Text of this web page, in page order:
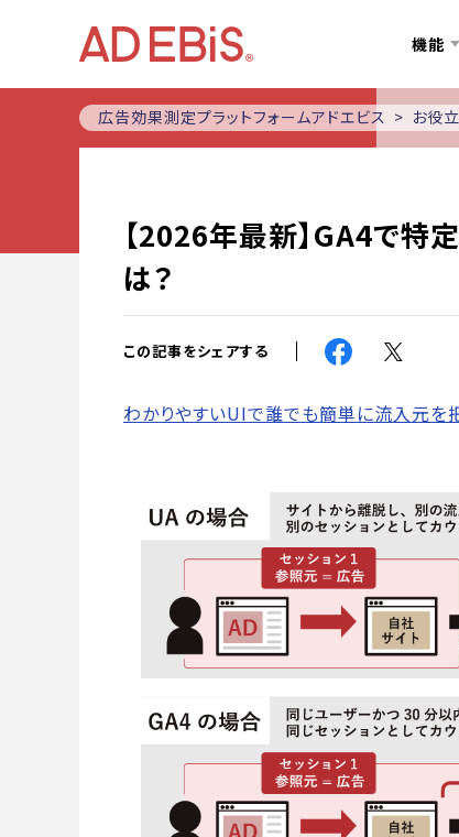
機能
広告効果測定プラットフォームアドエビス お役
【2026年最新】GA4で
は？
この記事をシェアする
わかりやすいUIで誰でも簡単に流入元を